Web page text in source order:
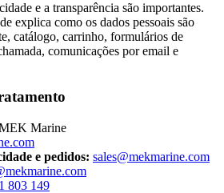
e a transparência são importantes.
explica como os dados pessoais são
catálogo, carrinho, formulários de
comunicações por email e
Marine
e pedidos: sales@mekmarine.com
803 149